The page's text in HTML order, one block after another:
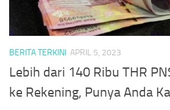
BERITA TERKINI APRIL 5, 2023
Lebih dari 140 Ribu THR
ke Rekening, Punya Anda